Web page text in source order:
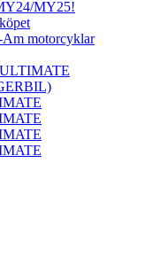
MY25!
Am motorcyklar